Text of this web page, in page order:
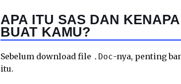
APA ITU SAS DAN
BUAT KAMU?
Sebelum download file .Doc-nya, penting
itu.